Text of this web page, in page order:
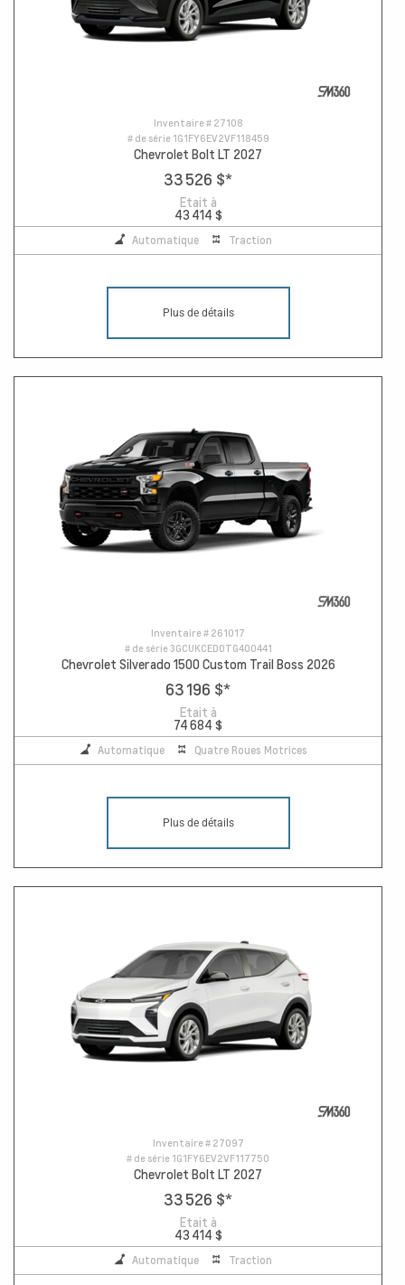
Inventaire # 27108
# de série 1G1FY6EV2VF118459
Chevrolet Bolt LT 2027
33 526 $*
Etait à
43 414 $
Automatique Traction
Plus de détails
Inventaire # 261017
# de série3GCUKCED0TG400441
Chevrolet Silverado 1500 Custom Trail Boss 2026
63 196 $*
Etait à
74 684 $
Automatique Quatre Roues Motrices
Plus de détails
Inventaire # 27097
# de série 1G1FY6EV2VF117750
Chevrolet Bolt LT 2027
33 526 $*
Etait à
43 414 $
Automatique Traction